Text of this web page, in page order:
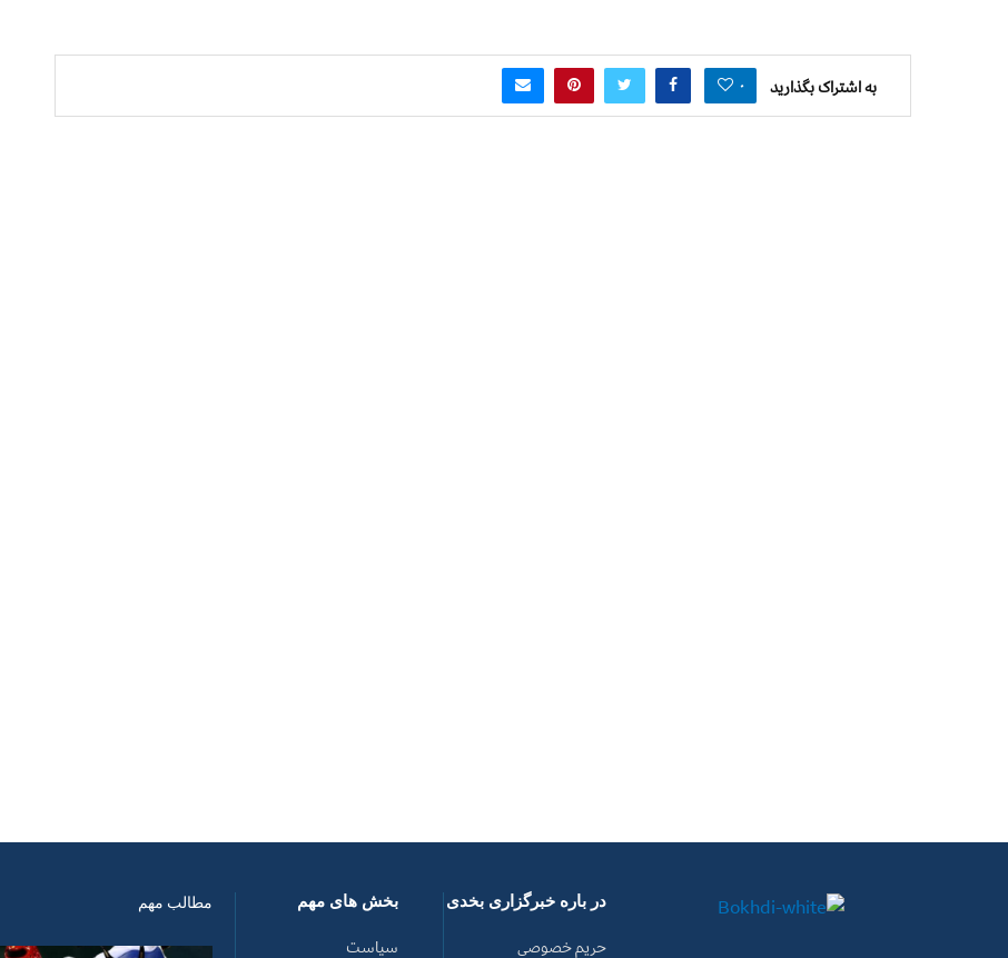
به اشتراک بگذارید ۰
در باره خبرگزاری بخدی
حریم خصوصی
بخش های مهم
سیاست
مطالب مهم